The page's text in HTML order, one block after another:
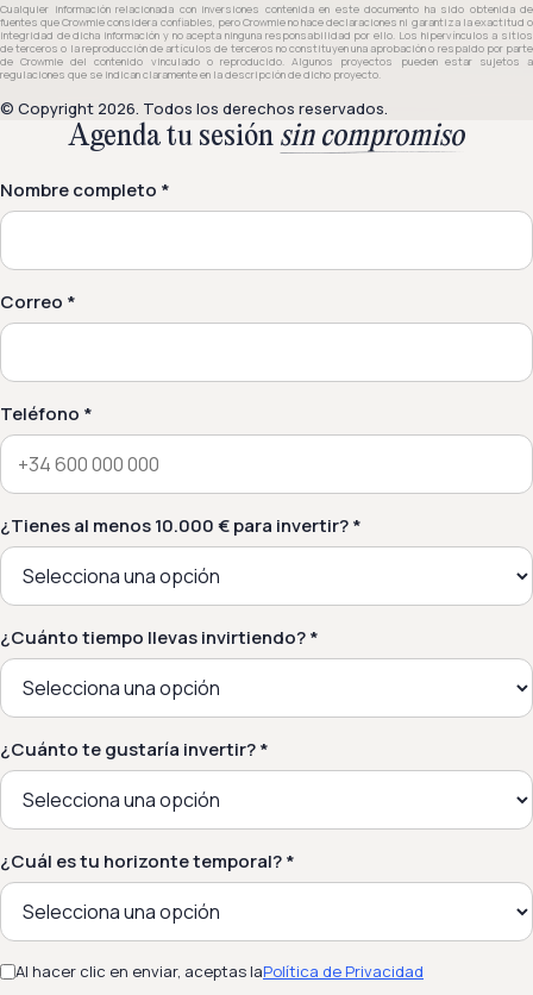
Cualquier información relacionada con inversiones contenida en este documento ha sido obtenida de
fuentes que Crowmie considera confiables, pero Crowmie no hace declaraciones ni garantiza la exactitud o
integridad de dicha información y no acepta ninguna responsabilidad por ello. Los hipervínculos a sitios
de terceros o la reproducción de artículos de terceros no constituyen una aprobación o respaldo por parte
de Crowmie del contenido vinculado o reproducido. Algunos proyectos pueden estar sujetos a
regulaciones que se indican claramente en la descripción de dicho proyecto.
© Copyright 2026. Todos los derechos reservados.
Agenda tu sesión sin compromiso
Nombre completo *
Correo *
Teléfono *
¿Tienes al menos 10.000 € para invertir? *
¿Cuánto tiempo llevas invirtiendo? *
¿Cuánto te gustaría invertir? *
¿Cuál es tu horizonte temporal? *
Al hacer clic en enviar, aceptas laPolítica de Privacidad